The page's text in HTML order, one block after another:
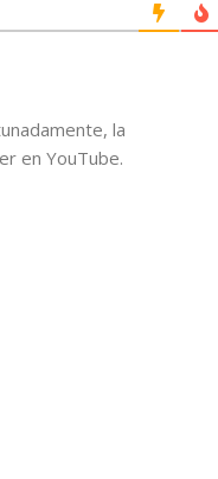
la
en YouTube.